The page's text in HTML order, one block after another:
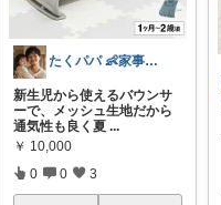
たくパパ 👶家事育児奮闘中🧺
新生児から使えるバウンサ
ーで、メッシュ生地だから
通気性も良く夏 ...
￥ 10,000
0 0 3